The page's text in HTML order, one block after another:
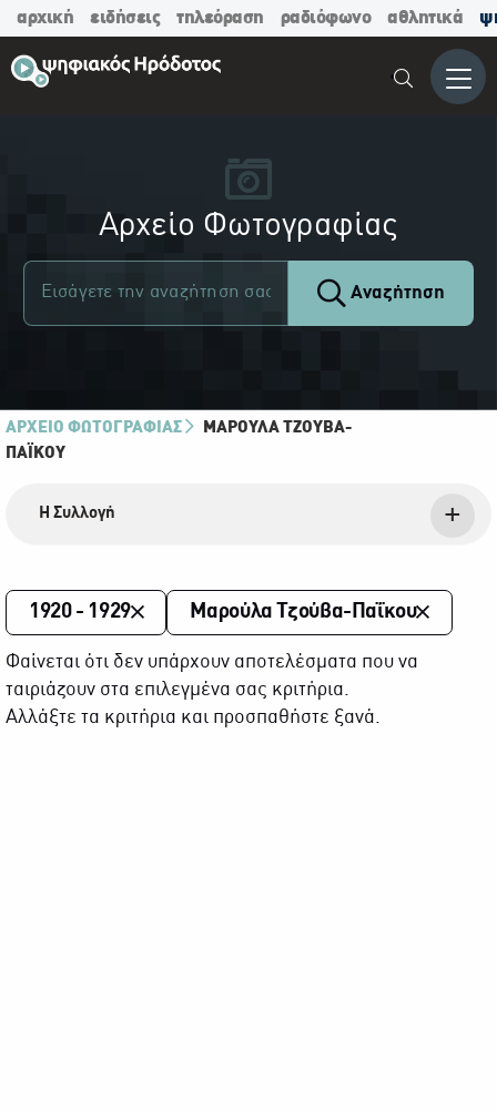
αρχική ειδήσεις τηλεόραση ραδιόφωνο αθλητικά
Μενού
Αρχείο Φωτογραφίας
Αναζήτηση
ΑΡΧΕΙΟ ΦΩΤΟΓΡΑΦΙΑΣ
ΜΑΡΟΎΛΑ ΤΖΟΎΒΑ-
ΠΑΪ́ΚΟΥ
Η Συλλογή
1920 - 1929 Μαρούλα Τζούβα-Παΐκου
Φαίνεται ότι δεν υπάρχουν αποτελέσματα που να
ταιριάζουν στα επιλεγμένα σας κριτήρια.
Αλλάξτε τα κριτήρια και προσπαθήστε ξανά.